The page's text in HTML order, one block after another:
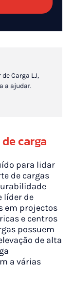
Carga LJ,
a ajudar.
carga
para lidar
de cargas
líder de
em projectos
e centros
possuem
de alta
a várias